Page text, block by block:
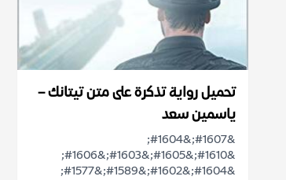
تحميل رواية ‫تذكرة على متن تيتانك –
ياسمين سعد
&#1607;&#1604;
&#1610;&#1605;&#1603;&#1606;
&#1604;&#1602;&#1589;&#1577;